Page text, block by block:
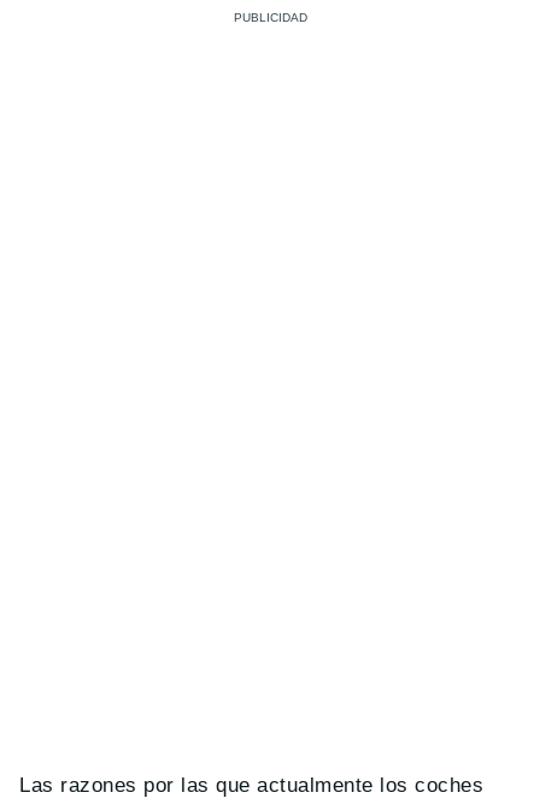
Las razones por las que actualmente los coches